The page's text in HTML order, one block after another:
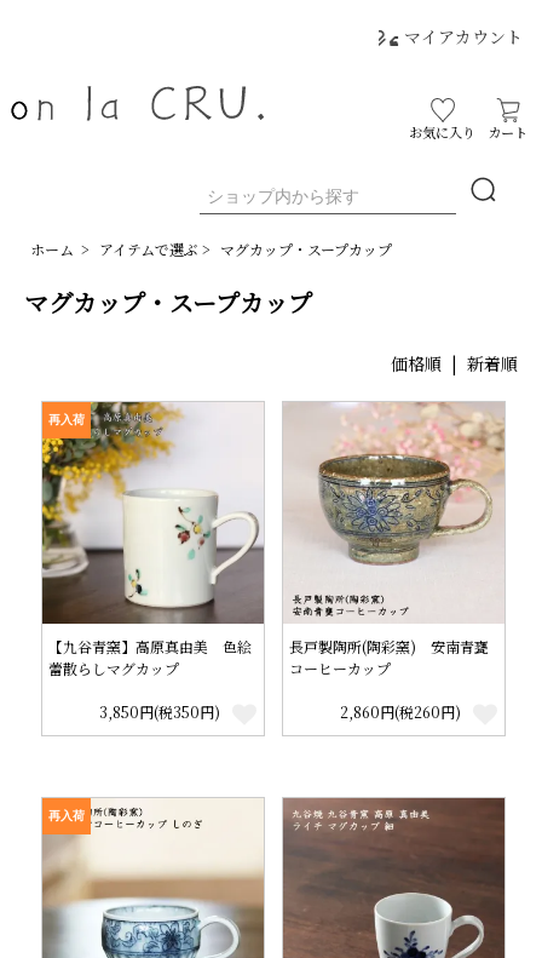
マイアカウント
お気に入り カート
ホーム > アイテムで選ぶ > マグカップ・スープカップ
マグカップ・スープカップ
価格順 | 新着順
再入荷
【九谷青窯】高原真由美 色絵
蕾散らしマグカップ
3,850円(税350円)
長戸製陶所(陶彩窯) 安南青甕
コーヒーカップ
2,860円(税260円)
再入荷